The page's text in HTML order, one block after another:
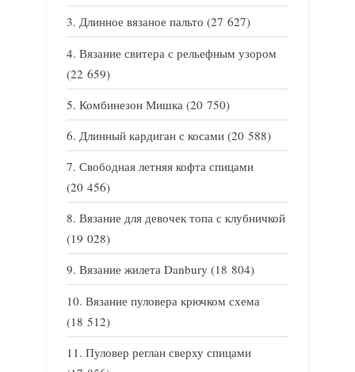
Длинное вязаное пальто (27 627)
Вязание свитера с рельефным узором
(22 659)
Комбинезон Мишка (20 750)
Длинный кардиган с косами (20 588)
Свободная летняя кофта спицами
(20 456)
Вязание для девочек топа с клубничкой
(19 028)
Вязание жилета Danbury (18 804)
Вязание пуловера крючком схема
(18 512)
Пуловер реглан сверху спицами